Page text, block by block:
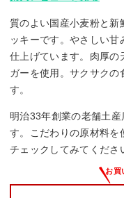
質のよい国産小麦粉と新
ッキーです。やさしい甘
仕上げています。肉厚の
ガーを使用。サクサクの
す。
明治33年創業の老舗土
す。こだわりの原材料を
チェックしてみてくださ